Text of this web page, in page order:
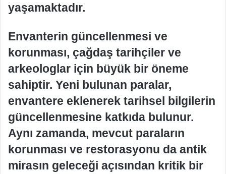
yaşamaktadır.
Envanterin güncellenmesi ve
korunması, çağdaş tarihçiler ve
arkeologlar için büyük bir öneme
sahiptir. Yeni bulunan paralar,
envantere eklenerek tarihsel bilgilerin
güncellenmesine katkıda bulunur.
Aynı zamanda, mevcut paraların
korunması ve restorasyonu da antik
mirasın geleceği açısından kritik bir